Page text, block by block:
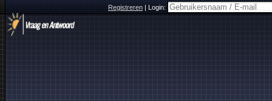
Registreren|Login: